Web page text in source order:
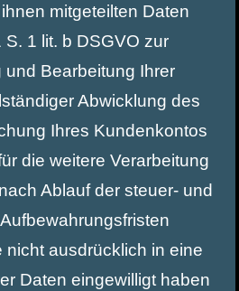
mitgeteilten Daten
1 lit. b DSGVO zur
Bearbeitung Ihrer
Abwicklung des
Ihres Kundenkontos
die weitere Verarbeitung
Ablauf der steuer- und
nicht ausdrücklich in eine
Daten eingewilligt haben